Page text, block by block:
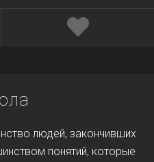
людей, закончивших
понятий, которые